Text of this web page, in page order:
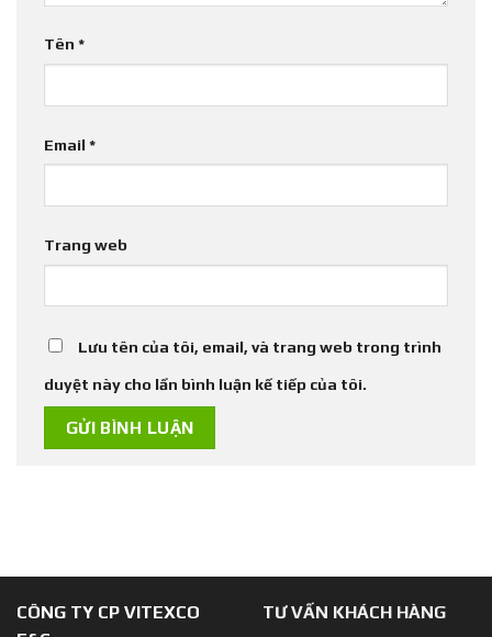
Tên *
Email *
Trang web
Lưu tên của tôi, email, và trang web trong trình
duyệt này cho lần bình luận kế tiếp của tôi.
CÔNG TY CP VITEXCO
TƯ VẤN KHÁCH HÀNG